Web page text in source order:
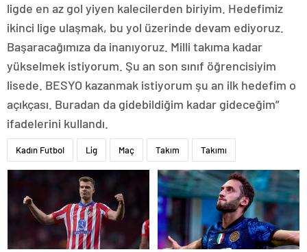
ligde en az gol yiyen kalecilerden biriyim. Hedefimiz
ikinci lige ulaşmak, bu yol üzerinde devam ediyoruz.
Başaracağımıza da inanıyoruz. Milli takıma kadar
yükselmek istiyorum. Şu an son sınıf öğrencisiyim
lisede. BESYO kazanmak istiyorum şu an ilk hedefim o
açıkçası. Buradan da gidebildiğim kadar gideceğim”
ifadelerini kullandı.
Kadın Futbol Lig Maç Takım Takımı